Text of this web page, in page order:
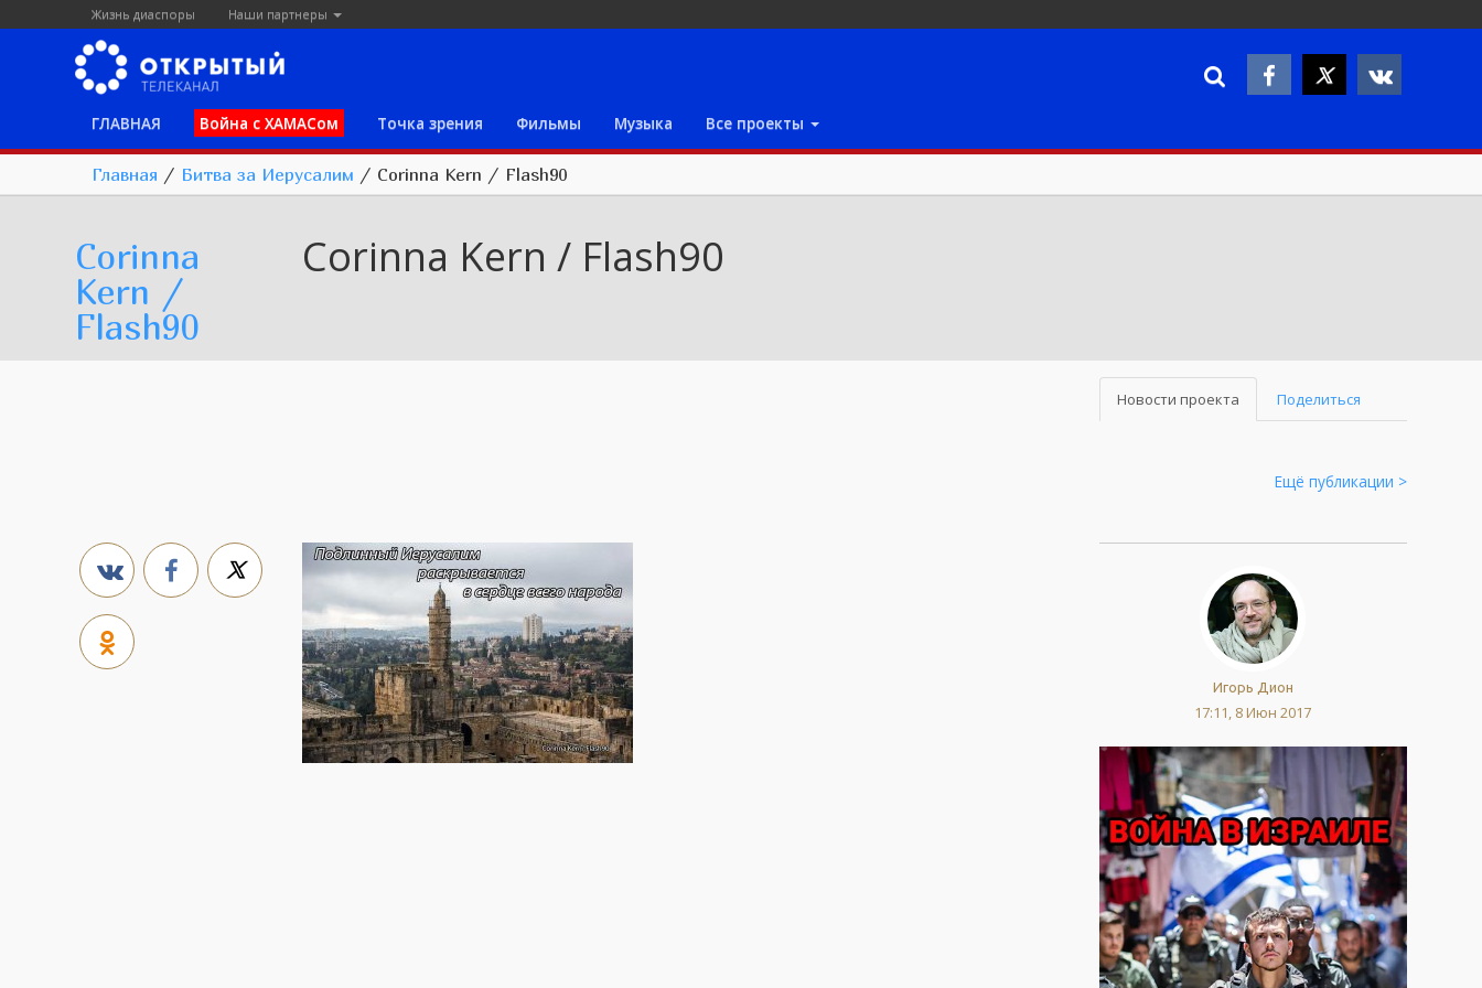
Жизнь диаспоры Наши партнеры
ГЛАВНАЯ Война с ХАМАСом Точка зрения Фильмы Музыка Все проекты
Главная / Битва за Иерусалим / Corinna Kern / Flash90
Corinna
Kern /
Flash90
Corinna Kern / Flash90
Новости проекта Поделиться
Ещё публикации >
Игорь Дион
17:11, 8 Июн 2017